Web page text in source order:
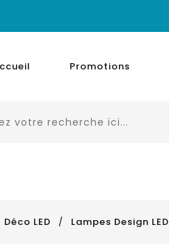
Promotions
Déco LED Lampes Design LED